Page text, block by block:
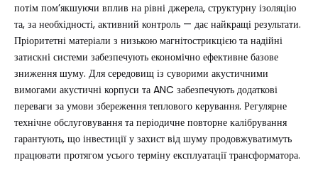
потім пом’якшуючи вплив на рівні джерела, структурну ізоляцію
та, за необхідності, активний контроль — дає найкращі результати.
Пріоритетні матеріали з низькою магнітострикцією та надійні
затискні системи забезпечують економічно ефективне базове
зниження шуму. Для середовищ із суворими акустичними
вимогами акустичні корпуси та ANC забезпечують додаткові
переваги за умови збереження теплового керування. Регулярне
технічне обслуговування та періодичне повторне калібрування
гарантують, що інвестиції у захист від шуму продовжуватимуть
працювати протягом усього терміну експлуатації трансформатора.